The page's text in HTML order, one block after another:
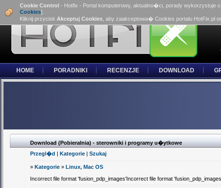
Cookie Control - Hotfix - Portal komputerowy, aktualno�ci, porady wykorzystuje
Cookies].
Kliknij przycisk Akceptuj Cookies , aby zaakceptowa� Cookies portalu HotFix.pl
HOME PORADNIKI RECENZJE DOWNLOAD
Download (Pobieralnia) - sterowniki i programy u�ytkowe
Przegl�d |Kategorie |Szukaj
»Kategorie »Linux, Mac OS
Incorrect file format 'fusion_pdp_images'Incorrect file format